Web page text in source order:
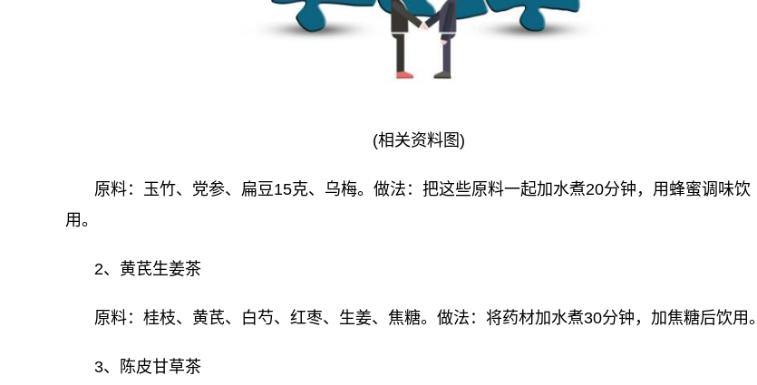
(相关资料图)
原料：玉竹、党参、扁豆15克、乌梅。做法：把这些原料一起加水煮20分钟，用蜂蜜调味饮
用。
2、黄芪生姜茶
原料：桂枝、黄芪、白芍、红枣、生姜、焦糖。做法：将药材加水煮30分钟，加焦糖后饮用。
3、陈皮甘草茶